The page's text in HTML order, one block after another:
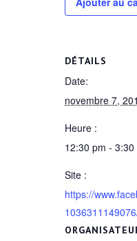
DÉTAILS
Date:
novembre 7,
Heure :
12:30 pm - 3:30
Site :
https://